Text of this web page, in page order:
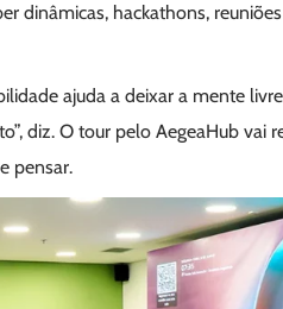
dinâmicas, hackathons,
ajuda a deixar a mente
diz. O tour pelo AegeaHub vai
pensar.